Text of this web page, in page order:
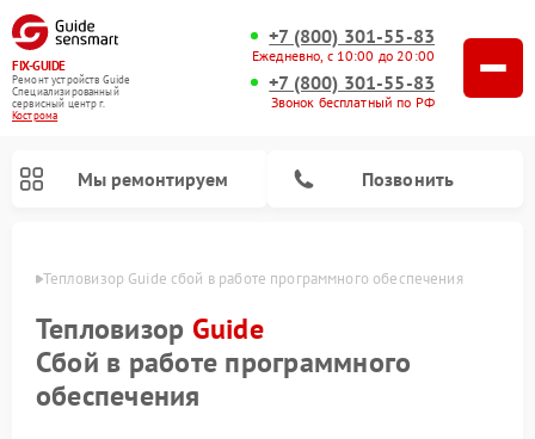
FIX-GUIDE
Ремонт устройств Guide
Специализированный
cервисный центр г.
Кострома
+7 (800) 301-55-83
Ежедневно, с 10:00 до 20:00
+7 (800) 301-55-83
Звонок бесплатный по РФ
Мы ремонтируем Позвонить
Тепловизор Guide сбой в работе программного обеспечения
Тепловизор Guide
Сбой в работе программного
обеспечения